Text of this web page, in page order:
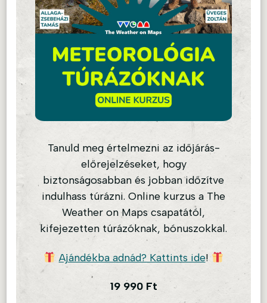
Tanuld meg értelmezni az időjárás-
előrejelzéseket, hogy
biztonságosabban és jobban időzítve
indulhass túrázni. Online kurzus a The
Weather on Maps csapatától,
kifejezetten túrázóknak, bónuszokkal.
Ajándékba adnád? Kattints ide!
19 990 Ft